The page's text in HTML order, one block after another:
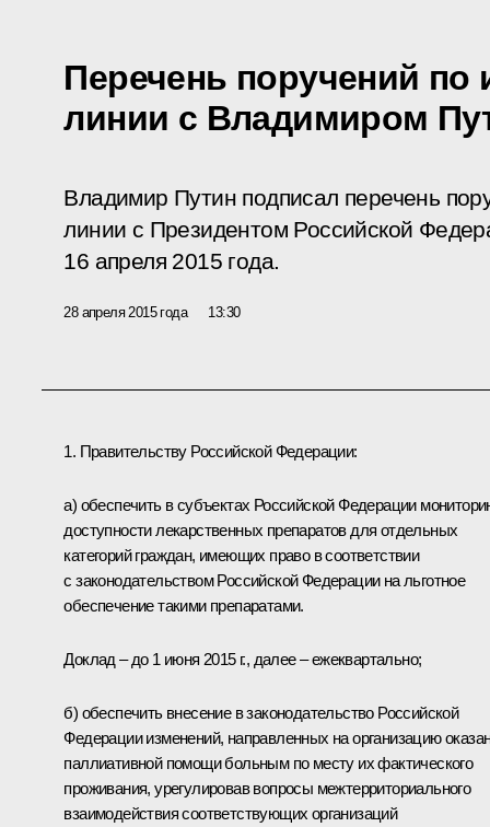
Перечень поручений по
линии с Владимиром
Владимир Путин подписал перечень
линии с Президентом Российской
16 апреля 2015 года.
28 апреля 2015 года 13:30
1. Правительству Российской Федерации:
а) обеспечить в субъектах Российской Федерации
доступности лекарственных препаратов для отдельных
категорий граждан, имеющих право в соответствии
с законодательством Российской Федерации на льготное
обеспечение такими препаратами.
Доклад – до 1 июня 2015 г., далее – ежеквартально;
б) обеспечить внесение в законодательство Российской
Федерации изменений, направленных на организацию
паллиативной помощи больным по месту их фактического
проживания, урегулировав вопросы межтерриториального
взаимодействия соответствующих организаций